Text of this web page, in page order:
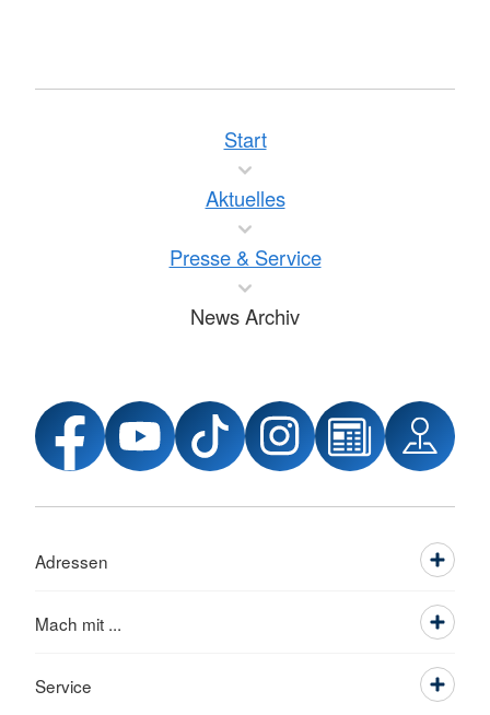
Start
Aktuelles
Presse & Service
News Archiv
Adressen
Mach mit ...
Service